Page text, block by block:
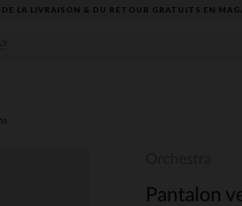
LA LIVRAISON & DU RETOUR GRATUITS EN
Pantalon